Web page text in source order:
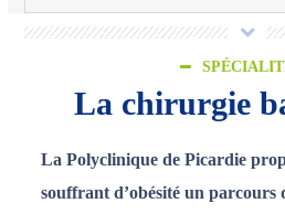
La chirurgie
La Polyclinique de Picardie
souffrant d’obésité un parcours